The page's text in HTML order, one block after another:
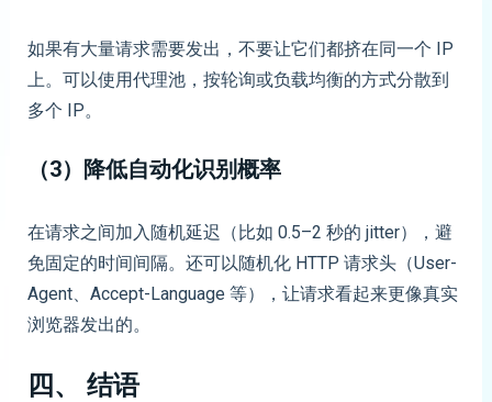
如果有大量请求需要发出，不要让它们都挤在同一个 IP
上。可以使用代理池，按轮询或负载均衡的方式分散到
多个 IP。
（3） 降低自动化识别概率
在请求之间加入随机延迟（比如 0.5–2 秒的 jitter），避
免固定的时间间隔。还可以随机化 HTTP 请求头（User-
Agent、Accept-Language 等），让请求看起来更像真实
浏览器发出的。
四、 结语